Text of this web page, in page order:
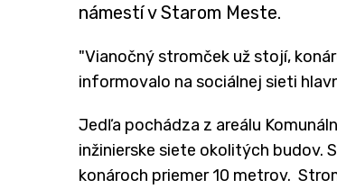
námestí v Starom Meste.
"Vianočný stromček už stojí,
informovalo na sociálnej sieti
Jedľa pochádza z areálu
inžinierske siete okolitých budov.
konároch priemer 10 metrov.